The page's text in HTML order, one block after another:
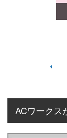
ACワークス